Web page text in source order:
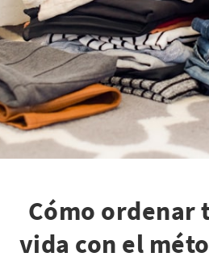
Cómo ordenar
vida con el